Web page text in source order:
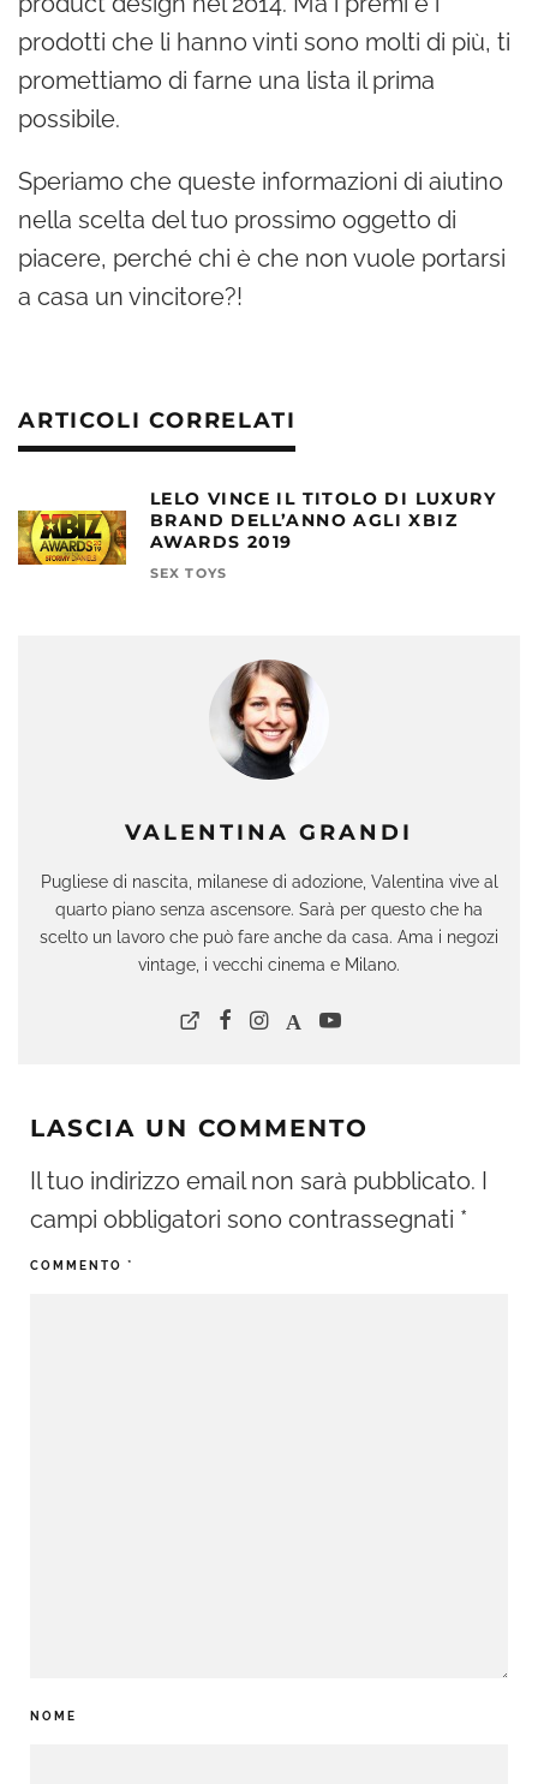
prodotti che li hanno vinti sono molti di più, ti
promettiamo di farne una lista il prima
possibile.
Speriamo che queste informazioni di aiutino
nella scelta del tuo prossimo oggetto di
piacere, perché chi è che non vuole portarsi
a casa un vincitore?!
VALENTINA GRANDI
Pugliese di nascita, milanese di adozione, Valentina vive al
quarto piano senza ascensore. Sarà per questo che ha
scelto un lavoro che può fare anche da casa. Ama i negozi
vintage, i vecchi cinema e Milano.
ARTICOLI CORRELATI
LELO VINCE IL TITOLO DI LUXURY
BRAND DELL’ANNO AGLI XBIZ
AWARDS 2019
SEX TOYS
LASCIA UN COMMENTO
Il tuo indirizzo email non sarà pubblicato. I
campi obbligatori sono contrassegnati *
COMMENTO *
NOME